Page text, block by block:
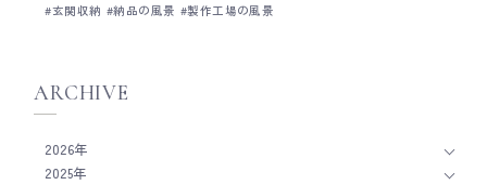
玄関収納
納品の風景 製作工場の風景
ARCHIVE
2026年
2025年